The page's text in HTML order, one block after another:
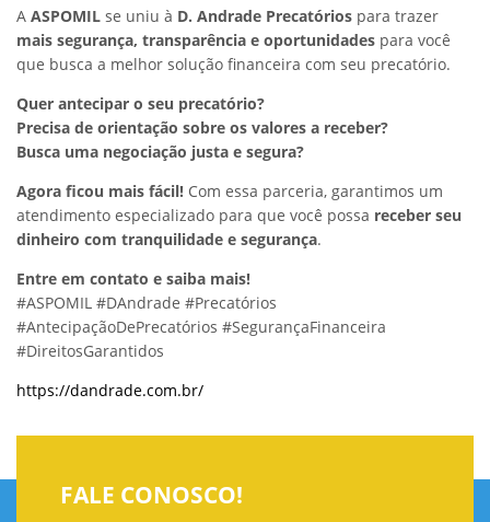
A ASPOMIL se uniu à D. Andrade Precatórios para trazer
mais segurança, transparência e oportunidades para você
que busca a melhor solução financeira com seu precatório.
Quer antecipar o seu precatório?
Precisa de orientação sobre os valores a receber?
Busca uma negociação justa e segura?
Agora ficou mais fácil! Com essa parceria, garantimos um
atendimento especializado para que você possa receber seu
dinheiro com tranquilidade e segurança.
Entre em contato e saiba mais!
#ASPOMIL #DAndrade #Precatórios
#AntecipaçãoDePrecatórios #SegurançaFinanceira
#DireitosGarantidos
https://dandrade.com.br/
FALE CONOSCO!